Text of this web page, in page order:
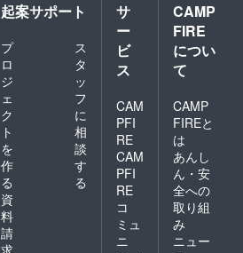
起案サポート
プ
ロ
ジ
ェ
ク
ト
を
作
る
ス
タ
ッ
フ
に
相
談
す
る
資
料
請
サ
ー
ビ
ス
CAM
PFI
RE
CAM
PFI
RE
コ
ミュ
ニ
CAMP
FIRE
につい
て
CAMP
FIREと
は
あんし
ん・安
全への
取り組
み
ニュー